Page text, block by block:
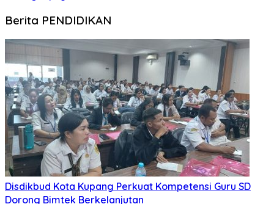
Berita PENDIDIKAN
Disdikbud Kota Kupang Perkuat Kompetensi Guru SD
Dorong Bimtek Berkelanjutan